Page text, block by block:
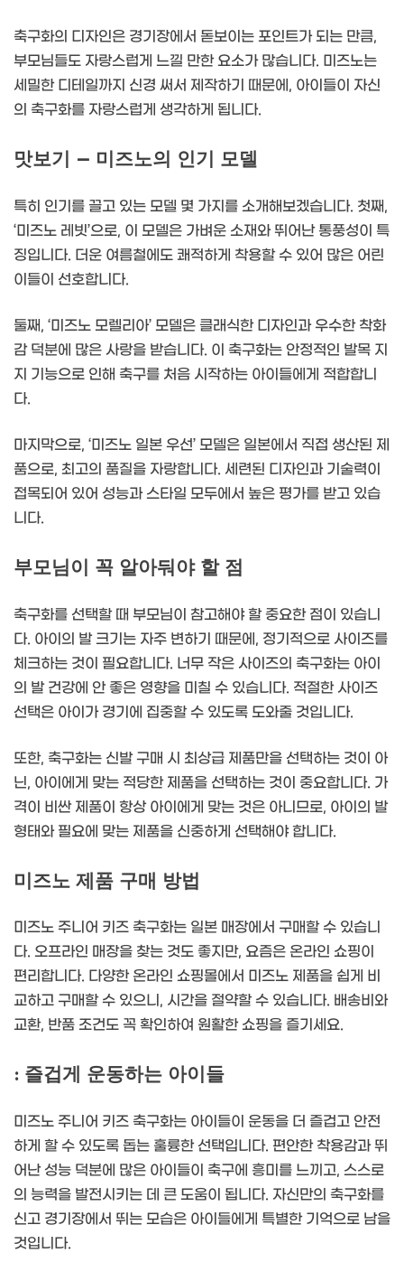
축구화의 디자인은 경기장에서 돋보이는 포인트가 되는 만큼,
부모님들도 자랑스럽게 느낄 만한 요소가 많습니다. 미즈노는
세밀한 디테일까지 신경 써서 제작하기 때문에, 아이들이 자신
의 축구화를 자랑스럽게 생각하게 됩니다.
맛보기 – 미즈노의 인기 모델
특히 인기를 끌고 있는 모델 몇 가지를 소개해보겠습니다. 첫째,
‘미즈노 레빗’으로, 이 모델은 가벼운 소재와 뛰어난 통풍성이 특
징입니다. 더운 여름철에도 쾌적하게 착용할 수 있어 많은 어린
이들이 선호합니다.
둘째, ‘미즈노 모렐리아’ 모델은 클래식한 디자인과 우수한 착화
감 덕분에 많은 사랑을 받습니다. 이 축구화는 안정적인 발목 지
지 기능으로 인해 축구를 처음 시작하는 아이들에게 적합합니
다.
마지막으로, ‘미즈노 일본 우선’ 모델은 일본에서 직접 생산된 제
품으로, 최고의 품질을 자랑합니다. 세련된 디자인과 기술력이
접목되어 있어 성능과 스타일 모두에서 높은 평가를 받고 있습
니다.
부모님이 꼭 알아둬야 할 점
축구화를 선택할 때 부모님이 참고해야 할 중요한 점이 있습니
다. 아이의 발 크기는 자주 변하기 때문에, 정기적으로 사이즈를
체크하는 것이 필요합니다. 너무 작은 사이즈의 축구화는 아이
의 발 건강에 안 좋은 영향을 미칠 수 있습니다. 적절한 사이즈
선택은 아이가 경기에 집중할 수 있도록 도와줄 것입니다.
또한, 축구화는 신발 구매 시 최상급 제품만을 선택하는 것이 아
닌, 아이에게 맞는 적당한 제품을 선택하는 것이 중요합니다. 가
격이 비싼 제품이 항상 아이에게 맞는 것은 아니므로, 아이의 발
형태와 필요에 맞는 제품을 신중하게 선택해야 합니다.
미즈노 제품 구매 방법
미즈노 주니어 키즈 축구화는 일본 매장에서 구매할 수 있습니
다. 오프라인 매장을 찾는 것도 좋지만, 요즘은 온라인 쇼핑이
편리합니다. 다양한 온라인 쇼핑몰에서 미즈노 제품을 쉽게 비
교하고 구매할 수 있으니, 시간을 절약할 수 있습니다. 배송비와
교환, 반품 조건도 꼭 확인하여 원활한 쇼핑을 즐기세요.
: 즐겁게 운동하는 아이들
미즈노 주니어 키즈 축구화는 아이들이 운동을 더 즐겁고 안전
하게 할 수 있도록 돕는 훌륭한 선택입니다. 편안한 착용감과 뛰
어난 성능 덕분에 많은 아이들이 축구에 흥미를 느끼고, 스스로
의 능력을 발전시키는 데 큰 도움이 됩니다. 자신만의 축구화를
신고 경기장에서 뛰는 모습은 아이들에게 특별한 기억으로 남을
것입니다.